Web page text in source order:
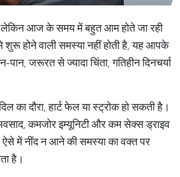
लेकिन आज के समय में बहुत आम होते जा रही
होने वाली समस्या नहीं होती है, यह आपके
जरूरत से ज्यादा चिंता, गतिहीन दिनचर्या
का दौरा, हार्ट फेल या स्ट्रोक हो सकती है।
कमजोर इम्यूनिटी और कम सेक्स ड्राइव
ऐसे में नींद न आने की समस्या का वक्त पर
है।